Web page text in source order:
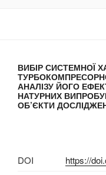
ВИБІР СИСТЕМНОЇ
АНАЛІЗУ ЙОГО
НАТУРНИХ
ОБ’ЄКТИ
DOI
https://